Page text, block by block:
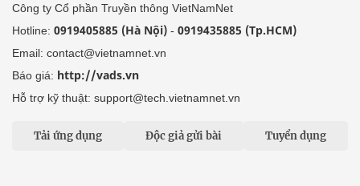
Công ty Cổ phần Truyền thông VietNamNet
Hotline: 0919405885 (Hà Nội) - 0919435885 (Tp.HCM)
Email: contact@vietnamnet.vn
Báo giá: http://vads.vn
Hỗ trợ kỹ thuật: support@tech.vietnamnet.vn
Tải ứng dụng Độc giả gửi bài Tuyển dụng